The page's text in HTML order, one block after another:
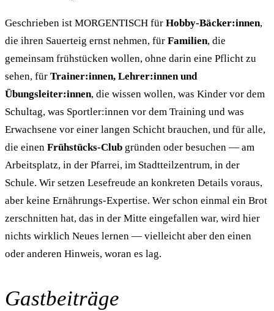
Geschrieben ist MORGENTISCH für Hobby-Bäcker:innen,
die ihren Sauerteig ernst nehmen, für Familien, die
gemeinsam frühstücken wollen, ohne darin eine Pflicht zu
sehen, für Trainer:innen, Lehrer:innen und
Übungsleiter:innen, die wissen wollen, was Kinder vor dem
Schultag, was Sportler:innen vor dem Training und was
Erwachsene vor einer langen Schicht brauchen, und für alle,
die einen Frühstücks-Club gründen oder besuchen — am
Arbeitsplatz, in der Pfarrei, im Stadtteilzentrum, in der
Schule. Wir setzen Lesefreude an konkreten Details voraus,
aber keine Ernährungs-Expertise. Wer schon einmal ein Brot
zerschnitten hat, das in der Mitte eingefallen war, wird hier
nichts wirklich Neues lernen — vielleicht aber den einen
oder anderen Hinweis, woran es lag.
Gastbeiträge